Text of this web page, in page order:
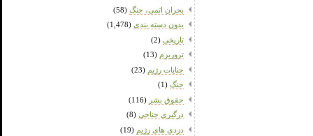
بحران اتمی، جنگ (58)
بدون دسته بندی (1,478)
تاریخی (2)
تروریزم (13)
جنایات رژیم (23)
جنگ (1)
حقوق بشر (116)
درگیری جناحی (8)
دزدی های رژیم (19)